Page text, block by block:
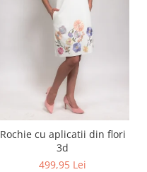
Rochie cu aplicatii din flori
3d
499,95 Lei